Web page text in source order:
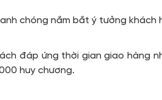
chóng nắm bắt ý tưởng
đáp ứng thời gian giao hàng
huy chương.